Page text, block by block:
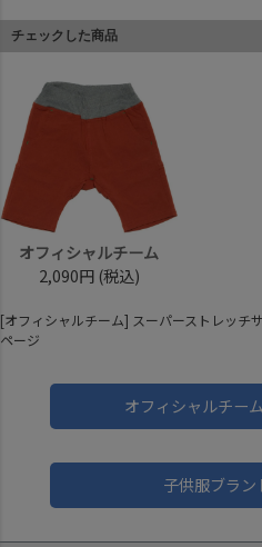
チェックした商品
オフィシャルチーム
2,090円 (税込)
[オフィシャルチーム] スーパーストレッチ
ページ
オフィシャルチー
子供服ブラン